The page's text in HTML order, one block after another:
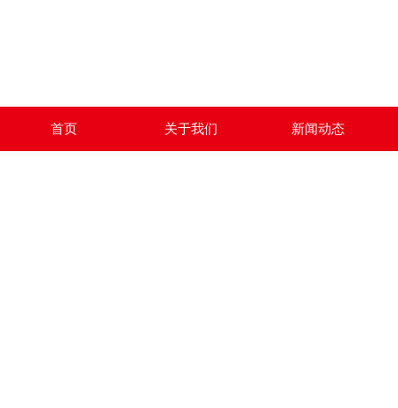
首页 关于我们 新闻动态